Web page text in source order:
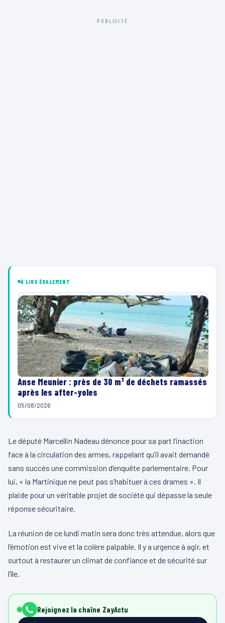
PUBLICITÉ
À LIRE ÉGALEMENT
Anse Meunier : près de 30 m³ de déchets ramassés
après les after-yoles
05/08/2026
Le député Marcellin Nadeau dénonce pour sa part l’inaction
face à la circulation des armes, rappelant qu’il avait demandé
sans succès une commission d’enquête parlementaire. Pour
lui, « la Martinique ne peut pas s’habituer à ces drames ». Il
plaide pour un véritable projet de société qui dépasse la seule
réponse sécuritaire.
La réunion de ce lundi matin sera donc très attendue, alors que
l’émotion est vive et la colère palpable. Il y a urgence à agir, et
surtout à restaurer un climat de confiance et de sécurité sur
l’île.
Rejoignez la chaîne ZayActu